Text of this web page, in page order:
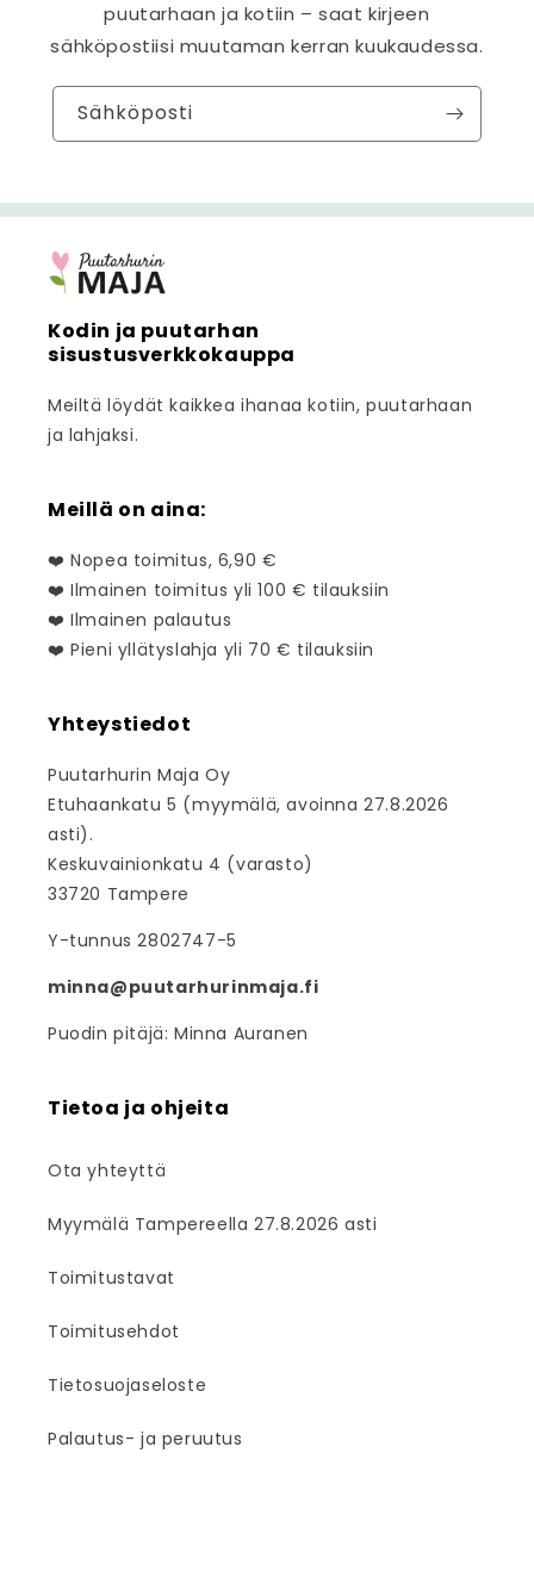
puutarhaan ja kotiin – saat kirjeen
sähköpostiisi muutaman kerran kuukaudessa.
Sähköposti
Kodin ja puutarhan
sisustusverkkokauppa
Meiltä löydät kaikkea ihanaa kotiin, puutarhaan
ja lahjaksi.
Meillä on aina:
❤️ Nopea toimitus, 6,90 €
❤️ Ilmainen toimitus yli 100 € tilauksiin
❤️ Ilmainen palautus
❤️ Pieni yllätyslahja yli 70 € tilauksiin
Yhteystiedot
Puutarhurin Maja Oy
Etuhaankatu 5 (myymälä, avoinna 27.8.2026
asti).
Keskuvainionkatu 4 (varasto)
33720 Tampere
Y-tunnus 2802747-5
minna@puutarhurinmaja.fi
Puodin pitäjä: Minna Auranen
Tietoa ja ohjeita
Ota yhteyttä
Myymälä Tampereella 27.8.2026 asti
Toimitustavat
Toimitusehdot
Tietosuojaseloste
Palautus- ja peruutus